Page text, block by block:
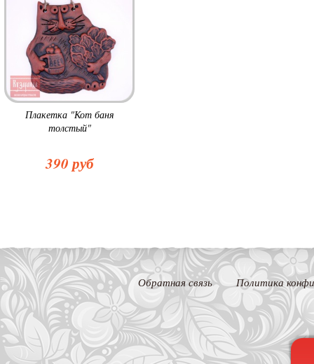
Плакетка "Кот баня
толстый"
390 руб
Обратная связь Политика